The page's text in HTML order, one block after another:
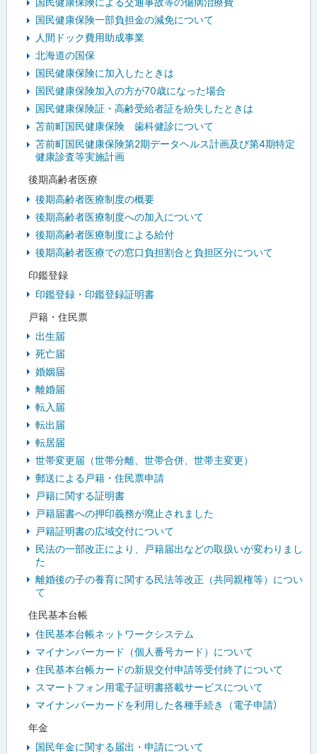
国民健康保険一部負担金の減免について
人間ドック費用助成事業
北海道の国保
国民健康保険に加入したときは
国民健康保険加入の方が70歳になった場合
国民健康保険証・高齢受給者証を紛失したときは
苫前町国民健康保険 歯科健診について
苫前町国民健康保険第2期データヘルス計画及び第4期特定
健康診査等実施計画
後期高齢者医療
後期高齢者医療制度の概要
後期高齢者医療制度への加入について
後期高齢者医療制度による給付
後期高齢者医療での窓口負担割合と負担区分について
印鑑登録
印鑑登録・印鑑登録証明書
戸籍・住民票
出生届
死亡届
婚姻届
離婚届
転入届
転出届
転居届
世帯変更届（世帯分離、世帯合併、世帯主変更）
郵送による戸籍・住民票申請
戸籍に関する証明書
戸籍届書への押印義務が廃止されました
戸籍証明書の広域交付について
民法の一部改正により、戸籍届出などの取扱いが変わりまし
た
離婚後の子の養育に関する民法等改正（共同親権等）につい
て
住民基本台帳
住民基本台帳ネットワークシステム
マイナンバーカード（個人番号カード）について
住民基本台帳カードの新規交付申請等受付終了について
スマートフォン用電子証明書搭載サービスについて
マイナンバーカードを利用した各種手続き（電子申請）
年金
国民年金に関する届出・申請について